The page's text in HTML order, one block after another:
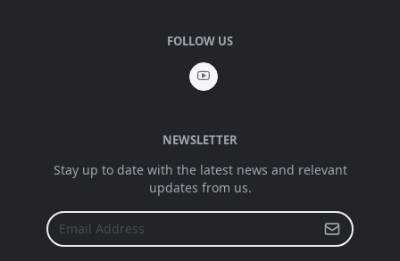
FOLLOW US
NEWSLETTER
Stay up to date with the latest news and relevant
updates from us.